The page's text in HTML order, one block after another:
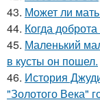
43. Может ли
44. Когда
45. Маленький
в кусты он пошел.
46. История
"Золотого Века"